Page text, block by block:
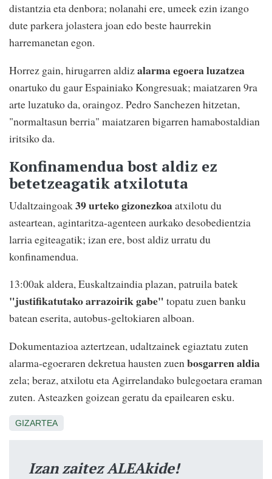
distantzia eta denbora; nolanahi ere, umeek ezin izango
dute parkera jolastera joan edo beste haurrekin
harremanetan egon.
Horrez gain, hirugarren aldizalarma egoera luzatzea
onartuko du gaur Espainiako Kongresuak; maiatzaren 9ra
arte luzatuko da, oraingoz. Pedro Sanchezen hitzetan,
"normaltasun berria" maiatzaren bigarren hamabostaldian
iritsiko da.
Konfinamendua bost aldiz ez
betetzeagatik atxilotuta
Udaltzaingoak39 urteko gizonezkoaatxilotu du
asteartean, agintaritza-agenteen aurkako desobedientzia
larria egiteagatik; izan ere, bost aldiz urratu du
konfinamendua.
13:00ak aldera, Euskaltzaindia plazan, patruila batek
"justifikatutako arrazoirik gabe" topatu zuen banku
batean eserita, autobus-geltokiaren alboan.
Dokumentazioa aztertzean, udaltzainek egiaztatu zuten
alarma-egoeraren dekretua hausten zuenbosgarren aldia
zela; beraz, atxilotu eta Agirrelandako bulegoetara eraman
zuten. Asteazken goizean geratu da epailearen esku.
GIZARTEA
Izan zaitez ALEAkide!